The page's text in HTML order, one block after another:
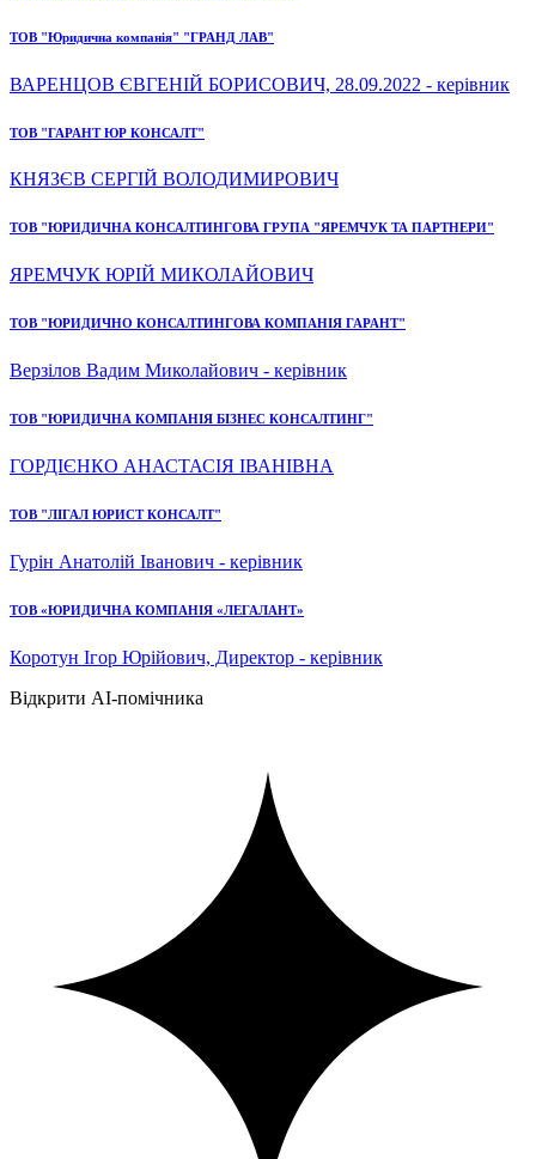
ТОВ "Юридична компанія" "ГРАНД ЛАВ"
ВАРЕНЦОВ ЄВГЕНІЙ БОРИСОВИЧ, 28.09.2022 - керівник
ТОВ "ГАРАНТ ЮР КОНСАЛТ"
КНЯЗЄВ СЕРГІЙ ВОЛОДИМИРОВИЧ
ТОВ "ЮРИДИЧНА КОНСАЛТИНГОВА ГРУПА "ЯРЕМЧУК ТА ПАРТНЕРИ"
ЯРЕМЧУК ЮРІЙ МИКОЛАЙОВИЧ
ТОВ "ЮРИДИЧНО КОНСАЛТИНГОВА КОМПАНІЯ ГАРАНТ"
Верзілов Вадим Миколайович - керівник
ТОВ "ЮРИДИЧНА КОМПАНІЯ БІЗНЕС КОНСАЛТИНГ"
ГОРДІЄНКО АНАСТАСІЯ ІВАНІВНА
ТОВ "ЛІГАЛ ЮРИСТ КОНСАЛТ"
Гурін Анатолій Іванович - керівник
ТОВ «ЮРИДИЧНА КОМПАНІЯ «ЛЕГАЛАНТ»
Коротун Ігор Юрійович, Директор - керівник
Відкрити AI-помічника